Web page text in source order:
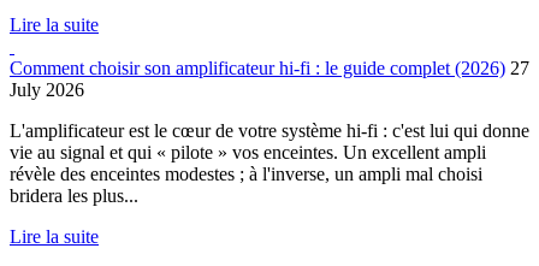
Lire la suite
Comment choisir son amplificateur hi-fi : le guide complet (2026) 27
July 2026
L'amplificateur est le cœur de votre système hi-fi : c'est lui qui donne
vie au signal et qui « pilote » vos enceintes. Un excellent ampli
révèle des enceintes modestes ; à l'inverse, un ampli mal choisi
bridera les plus...
Lire la suite